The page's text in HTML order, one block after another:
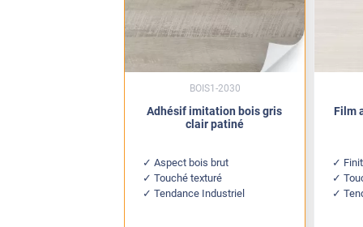
Adhésif imitation bois gris
clair patiné
Aspect bois brut
Touché texturé
Tendance Industriel
BOIS1-2030
Film